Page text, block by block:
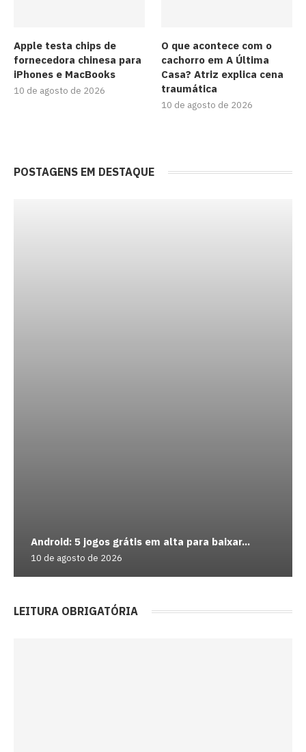
Apple testa chips de
fornecedora chinesa para
iPhones e MacBooks
10 de agosto de 2026
O que acontece com o
cachorro em A Última
Casa? Atriz explica cena
traumática
10 de agosto de 2026
POSTAGENS EM DESTAQUE
Android: 5 jogos grátis em alta para baixar...
10 de agosto de 2026
LEITURA OBRIGATÓRIA